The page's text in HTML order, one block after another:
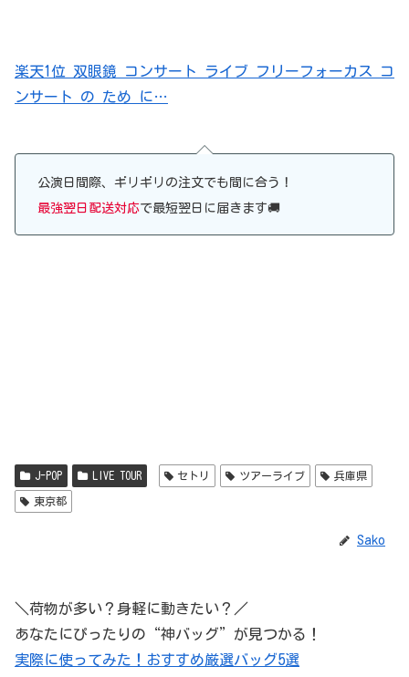
楽天1位 双眼鏡 コンサート ライブ フリーフォーカス コ
ンサート の ため に…
公演日間際、ギリギリの注文でも間に合う！
最強翌日配送対応で最短翌日に届きます🚚
J-POP LIVE TOUR セトリ ツアーライブ 兵庫県
東京都
Sako
＼荷物が多い？身軽に動きたい？／
あなたにぴったりの“神バッグ”が見つかる！
実際に使ってみた！おすすめ厳選バッグ5選